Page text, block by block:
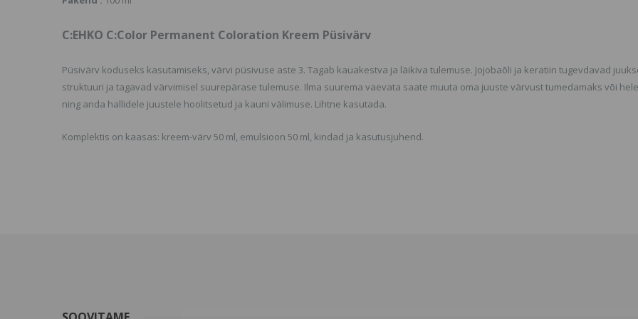
C:EHKO C:Color Permanent Coloration Kreem Püsivärv
Püsivärv koduseks kasutamiseks, värvi püsivuse aste 3. Tagab kauakestva ja läikiva tulemuse. Jojobaõli ja keratiin tugevdavad
struktuuri ja tagavad värvimisel suurepärase tulemuse. Ilma suurema vaevata saate muuta oma juuste värvust tumedamaks või
ning anda hallidele juustele hoolitsetud ja kauni välimuse. Lihtne kasutada.
Komplektis on kaasas: kreem-värv 50 ml, emulsioon 50 ml, kindad ja kasutusjuhend.